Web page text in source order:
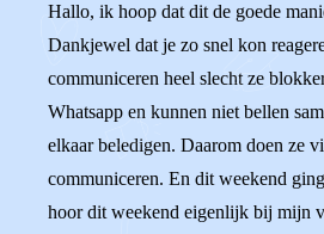
Hallo, ik hoop dat dit de goede
Dankjewel dat je zo snel kon
communiceren heel slecht ze
Whatsapp en kunnen niet bellen
elkaar beledigen. Daarom doen ze
communiceren. En dit weekend
hoor dit weekend eigenlijk bij mijn